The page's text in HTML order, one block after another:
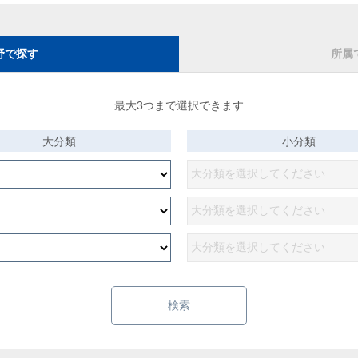
で探す 所属
最大3つまで選択できます
大分類 小分類
検索